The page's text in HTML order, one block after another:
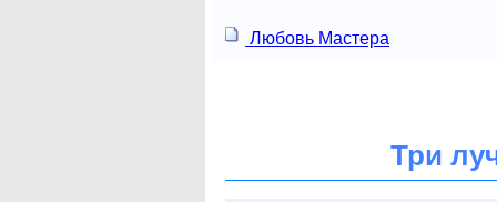
Любовь Мастера
Три